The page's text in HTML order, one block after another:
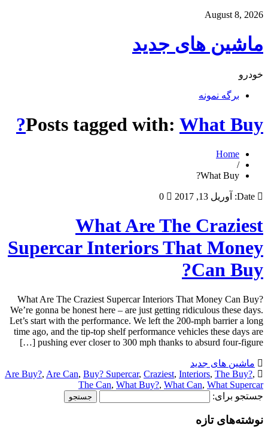
August 8, 2026
ماشین های جدید
خودرو
برگه نمونه
Posts tagged with: What Buy?
Home
/
What Buy?
Date: آوریل 13, 2017 0
What Are The Craziest
Supercar Interiors That Money
Can Buy?
What Are The Craziest Supercar Interiors That Money Can Buy?
We’re gonna be honest here – are just getting ridiculous these days.
Let’s start with the performance. We left the 200-mph barrier a long
time ago, and the tip-top shelf performance vehicles these days are
pushing ever closer to 300 mph thanks to absurd four-figure […]
ماشین های جدید
Are Buy?, Are Can, Buy? Supercar, Craziest, Interiors, The Buy?,
The Can, What Buy?, What Can, What Supercar
جستجو برای:
نوشته‌های تازه